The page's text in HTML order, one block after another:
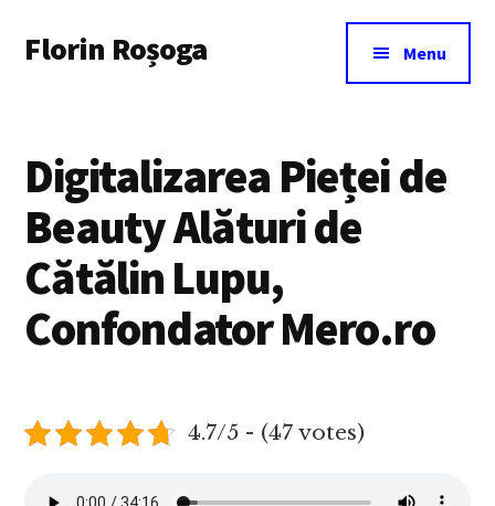
main
menu
Florin Roșoga Menu
Digitalizarea Pieței de
Beauty Alături de
Cătălin Lupu,
Confondator Mero.ro
4.7/5 - (47 votes)